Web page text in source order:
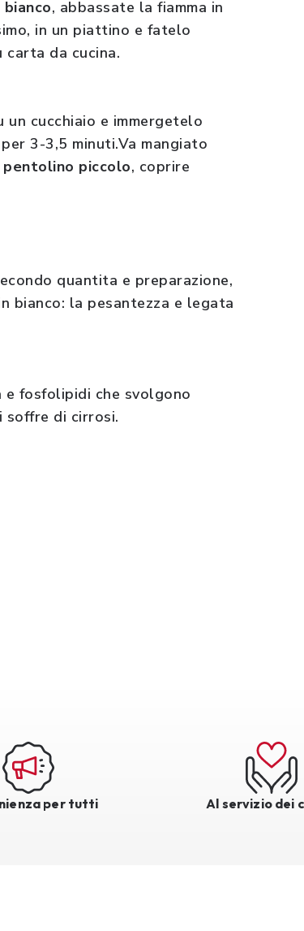
, abbassate la fiamma in
in un piattino e fatelo
carta da cucina.
cucchiaio e immergetelo
3-3,5 minuti.Va mangiato
piccolo, coprire
quantita e preparazione,
bianco: la pesantezza e legata
e fosfolipidi che svolgono
di cirrosi.
per tutti Al servizio dei